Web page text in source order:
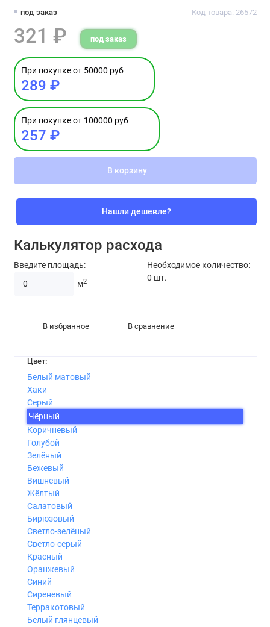
под заказ Код товара: 26572
321 ₽ под заказ
При покупке от 50000 руб
289 ₽
При покупке от 100000 руб
257 ₽
В корзину
Нашли дешевле?
Калькулятор расхода
Введите площадь:
м2
Необходимое количество:
0 шт.
В избранное В сравнение
Цвет:
Белый матовый
Хаки
Серый
Чёрный
Коричневый
Голубой
Зелёный
Бежевый
Вишневый
Жёлтый
Салатовый
Бирюзовый
Светло-зелёный
Светло-серый
Красный
Оранжевый
Синий
Сиреневый
Терракотовый
Белый глянцевый